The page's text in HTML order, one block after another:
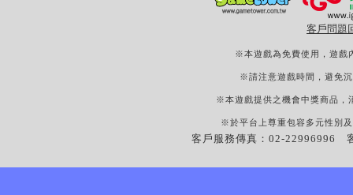
客戶問題
※本遊戲為免費使用，遊戲
※請注意遊戲時間，避免
※本遊戲提供之機會中獎商品，
※於平台上尊重包容多元性別
客戶服務傳真：02-22996996